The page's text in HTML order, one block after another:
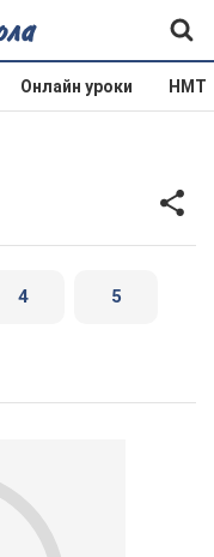
Онлайн уроки НМТ
4 5